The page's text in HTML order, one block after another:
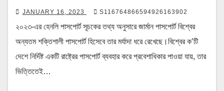
JANUARY 16, 2023 S116764866594926163902
২০২৩-এর হেনলি পাসপোর্ট সূচকের তথ্য অনুসারে জার্মান পাসপোর্ট বিশ্বের
অন্যতম শক্তিশালী পাসপোর্ট হিসেবে তার মর্যাদা ধরে রেখেছে।বিশ্বের ক’টি
দেশে নির্দিষ্ট একটি রাষ্ট্রের পাসপোর্ট ব্যবহার করে প্রবেশাধিকার পাওয়া যায়, তার
ভিত্তিতেই…